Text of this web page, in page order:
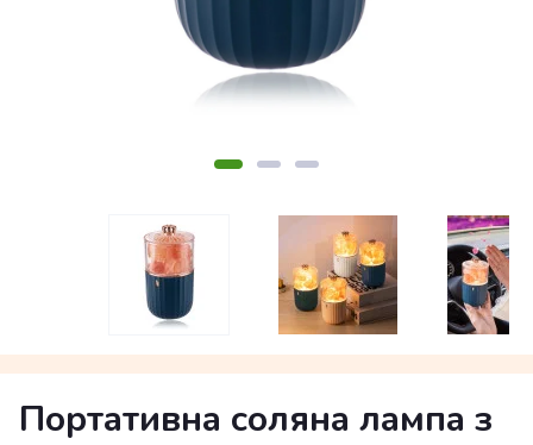
Портативна соляна лампа з